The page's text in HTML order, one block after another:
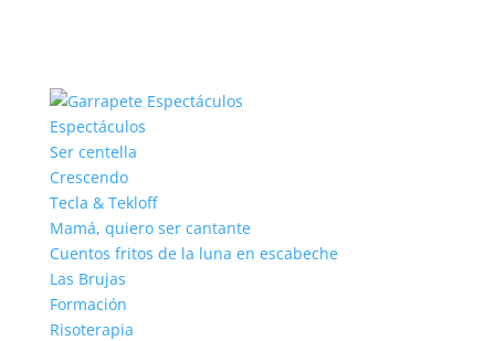
Espectáculos
Ser centella
Crescendo
Tecla & Tekloff
Mamá, quiero ser cantante
Cuentos fritos de la luna en escabeche
Las Brujas
Formación
Risoterapia